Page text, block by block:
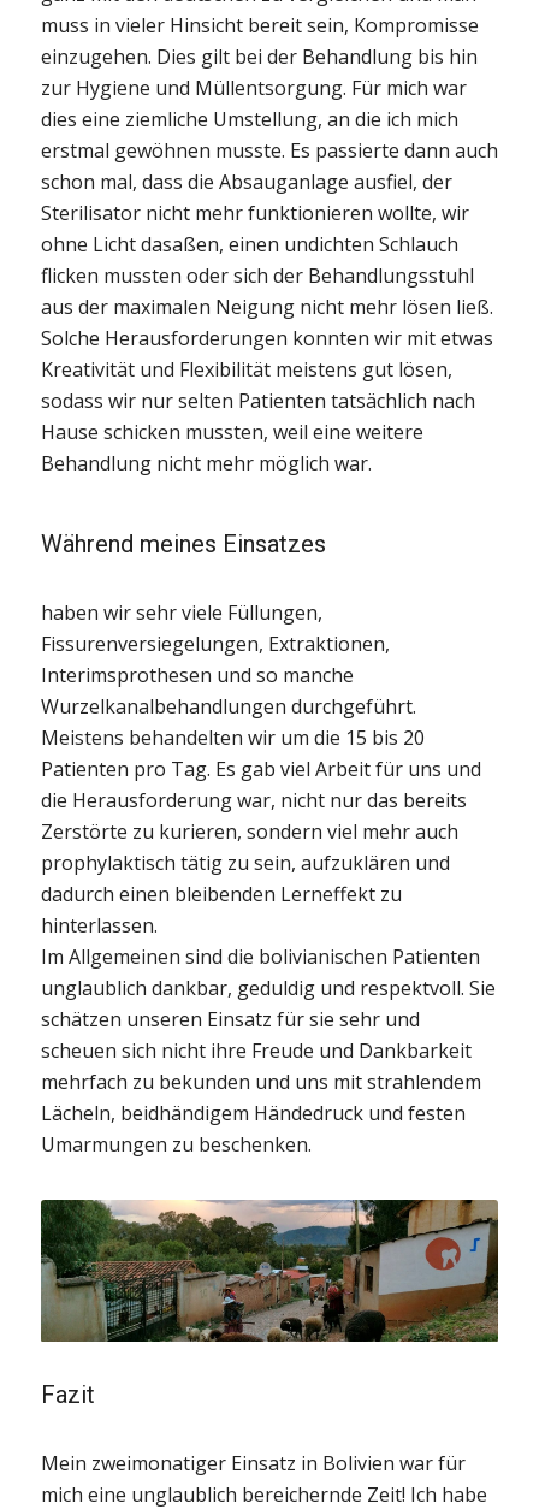
muss in vieler Hinsicht bereit sein, Kompromisse
einzugehen. Dies gilt bei der Behandlung bis hin
zur Hygiene und Müllentsorgung. Für mich war
dies eine ziemliche Umstellung, an die ich mich
erstmal gewöhnen musste. Es passierte dann auch
schon mal, dass die Absauganlage ausfiel, der
Sterilisator nicht mehr funktionieren wollte, wir
ohne Licht dasaßen, einen undichten Schlauch
flicken mussten oder sich der Behandlungsstuhl
aus der maximalen Neigung nicht mehr lösen ließ.
Solche Herausforderungen konnten wir mit etwas
Kreativität und Flexibilität meistens gut lösen,
sodass wir nur selten Patienten tatsächlich nach
Hause schicken mussten, weil eine weitere
Behandlung nicht mehr möglich war.
Während meines Einsatzes
haben wir sehr viele Füllungen,
Fissurenversiegelungen, Extraktionen,
Interimsprothesen und so manche
Wurzelkanalbehandlungen durchgeführt.
Meistens behandelten wir um die 15 bis 20
Patienten pro Tag. Es gab viel Arbeit für uns und
die Herausforderung war, nicht nur das bereits
Zerstörte zu kurieren, sondern viel mehr auch
prophylaktisch tätig zu sein, aufzuklären und
dadurch einen bleibenden Lerneffekt zu
hinterlassen.
Im Allgemeinen sind die bolivianischen Patienten
unglaublich dankbar, geduldig und respektvoll. Sie
schätzen unseren Einsatz für sie sehr und
scheuen sich nicht ihre Freude und Dankbarkeit
mehrfach zu bekunden und uns mit strahlendem
Lächeln, beidhändigem Händedruck und festen
Umarmungen zu beschenken.
Fazit
Mein zweimonatiger Einsatz in Bolivien war für
mich eine unglaublich bereichernde Zeit! Ich habe